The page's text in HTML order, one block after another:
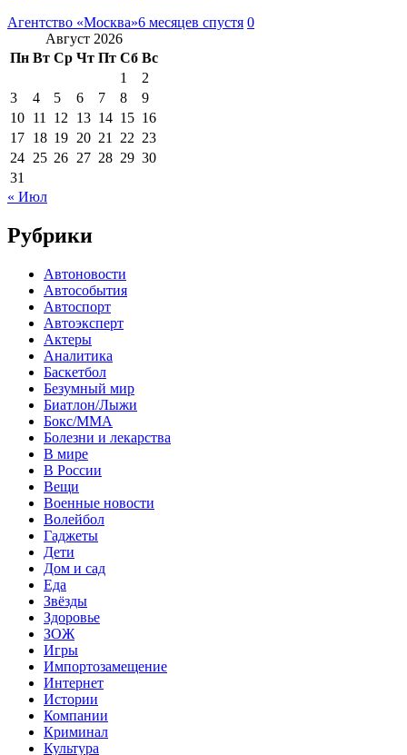
Агентство «Москва»6 месяцев спустя 0
Август 2026
Пн Вт Ср Чт Пт Сб Вс
1
2
3
4 5 6 7 8
9
10 11 12 13 14 15 16
17 18 19 20 21 22 23
24 25 26 27 28 29 30
31
« Июл
Рубрики
Автоновости
Автособытия
Автоспорт
Автоэксперт
Актеры
Аналитика
Баскетбол
Безумный мир
Биатлон/Лыжи
Бокс/MMA
Болезни и лекарства
В мире
В России
Вещи
Военные новости
Волейбол
Гаджеты
Дети
Дом и сад
Еда
Звёзды
Здоровье
ЗОЖ
Игры
Импортозамещение
Интернет
Истории
Компании
Криминал
Культура